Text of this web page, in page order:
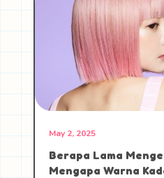
May 2, 2025
Berapa Lama
Mengapa Warna